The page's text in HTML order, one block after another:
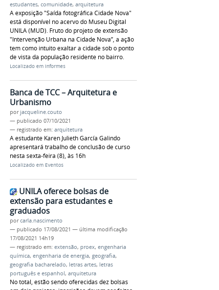
estudantes, comunidade, arquitetura
A exposição "Saída fotográfica Cidade Nova"
está disponível no acervo do Museu Digital
UNILA (MUD). Fruto do projeto de extensão
"Intervenção Urbana na Cidade Nova”, a ação
tem como intuito exaltar a cidade sob o ponto
de vista da população residente no bairro.
Localizado em Informes
Banca de TCC – Arquitetura e
Urbanismo
por jacqueline.couto
— publicado 07/10/2021
— registrado em: arquitetura
A estudante Karen Julieth García Galindo
apresentará trabalho de conclusão de curso
nesta sexta-feira (8), às 16h
Localizado em Eventos
UNILA oferece bolsas de
extensão para estudantes e
graduados
porcarla.nascimento
— publicado 17/08/2021 — última modificação
17/08/2021 14h19
— registrado em: extensão, proex, engenharia
química, engenharia de energia, geografia,
geografia bacharelado, letras artes, letras
português e espanhol, arquitetura
No total, estão sendo oferecidas dez bolsas